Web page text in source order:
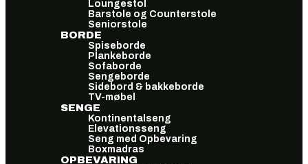
Loungestol
Barstole og Counterstole
Seniorstole
BORDE
Spiseborde
Plankeborde
Sofaborde
Sengeborde
Sidebord & bakkeborde
TV-møbel
SENGE
Kontinentalseng
Elevationsseng
Seng med Opbevaring
Boxmadras
OPBEVARING